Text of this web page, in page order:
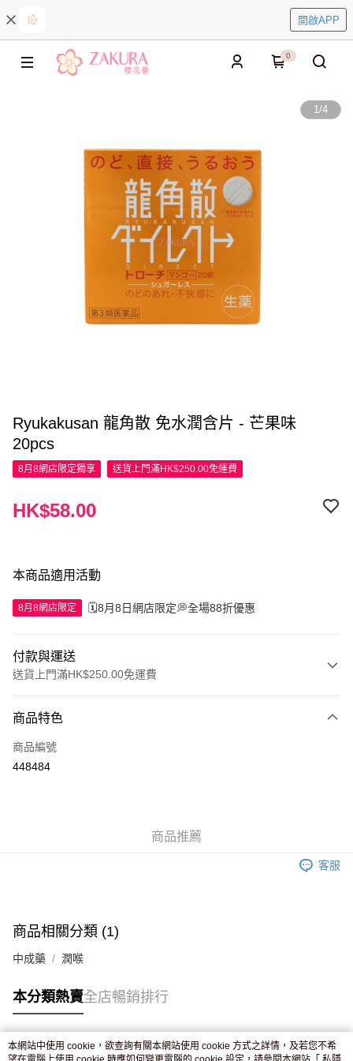
開啟APP
0
1/4
Ryukakusan 龍角散 免水潤含片 - 芒果味
20pcs
8月8網店限定獨享 送貨上門滿HK$250.00免運費
HK$58.00
本商品適用活動
8月8網店限定 🗓️8月8日網店限定💭全場88折優惠
付款與運送
送貨上門滿HK$250.00免運費
信用卡
Apple Pay
付款後門市自取，訂單確認後2-4個工作天到店，7天內取。逾期後
商品特色
商品編號
448484
商品推薦
客服
商品相關分類 (1)
中成藥 潤喉
本分類熱賣全店暢銷排行
熱門標籤
本網站中使用 cookie，欲查詢有關本網站使用 cookie 方式之詳情，及若您不希